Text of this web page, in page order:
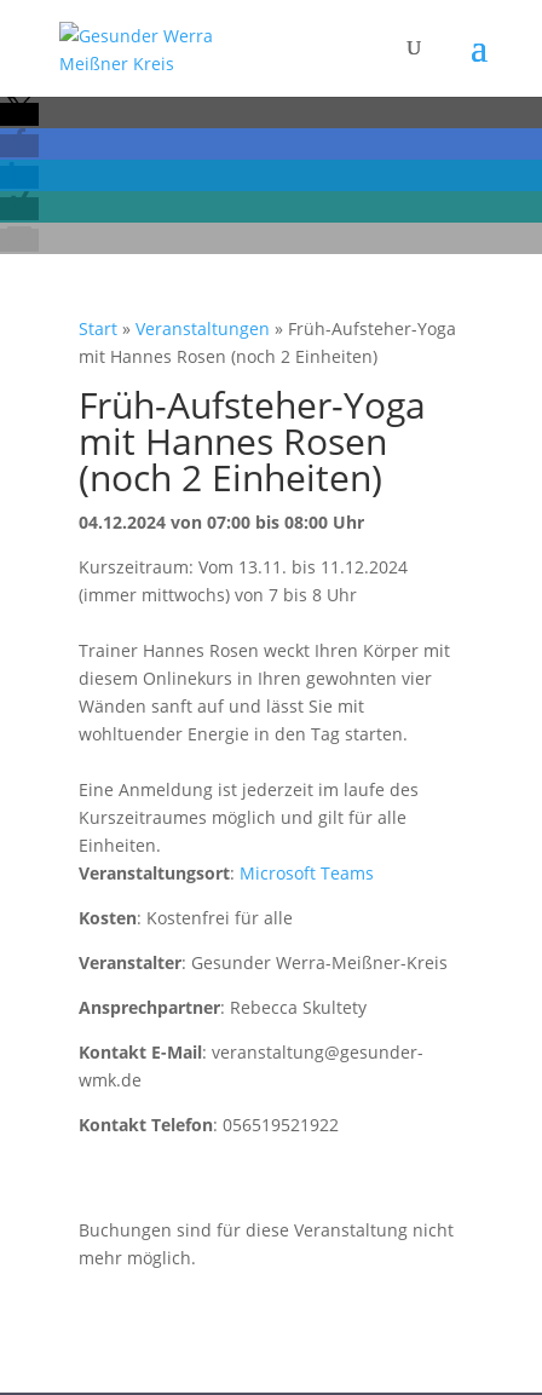
Start » Veranstaltungen » Früh-Aufsteher-Yoga
mit Hannes Rosen (noch 2 Einheiten)
Früh-Aufsteher-Yoga
mit Hannes Rosen
(noch 2 Einheiten)
04.12.2024 von 07:00 bis 08:00 Uhr
Kurszeitraum: Vom 13.11. bis 11.12.2024
(immer mittwochs) von 7 bis 8 Uhr
Trainer Hannes Rosen weckt Ihren Körper mit
diesem Onlinekurs in Ihren gewohnten vier
Wänden sanft auf und lässt Sie mit
wohltuender Energie in den Tag starten.
Eine Anmeldung ist jederzeit im laufe des
Kurszeitraumes möglich und gilt für alle
Einheiten.
Veranstaltungsort: Microsoft Teams
Kosten: Kostenfrei für alle
Veranstalter: Gesunder Werra-Meißner-Kreis
Ansprechpartner: Rebecca Skultety
Kontakt E-Mail: veranstaltung@gesunder-
wmk.de
Kontakt Telefon: 056519521922
Buchungen sind für diese Veranstaltung nicht
mehr möglich.